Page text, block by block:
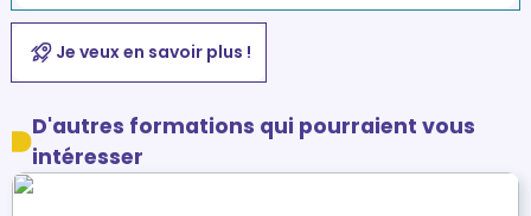
Je veux en savoir plus !
D'autres formations qui pourraient vous
intéresser